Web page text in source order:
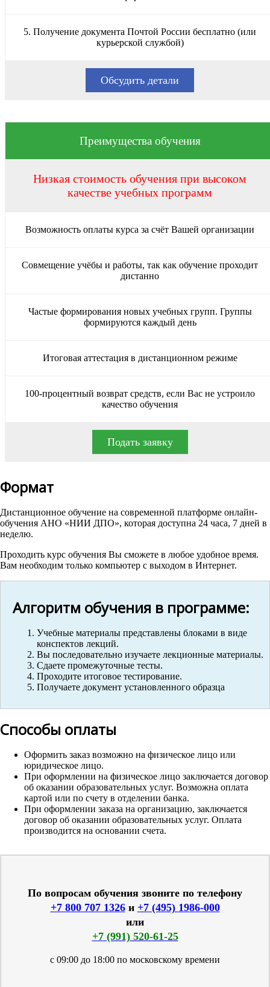
5. Получение документа Почтой России бесплатно (или
курьерской службой)
Обсудить детали
Преимущества обучения
Низкая стоимость обучения при высоком
качестве учебных программ
Возможность оплаты курса за счёт Вашей организации
Совмещение учёбы и работы, так как обучение проходит
дистанно
Частые формирования новых учебных групп. Группы
формируются каждый день
Итоговая аттестация в дистанционном режиме
100-процентный возврат средств, если Вас не устроило
качество обучения
Подать заявку
Формат
Дистанционное обучение на современной платформе онлайн-
обучения АНО «НИИ ДПО», которая доступна 24 часа, 7 дней в
неделю.
Проходить курс обучения Вы сможете в любое удобное время.
Вам необходим только компьютер с выходом в Интернет.
Алгоритм обучения в программе:
Учебные материалы представлены блоками в виде
конспектов лекций.
Вы последовательно изучаете лекционные материалы.
Сдаете промежуточные тесты.
Проходите итоговое тестирование.
Получаете документ установленного образца
Способы оплаты
Оформить заказ возможно на физическое лицо или
юридическое лицо.
При оформлении на физическое лицо заключается договор
об оказании образовательных услуг. Возможна оплата
картой или по счету в отделении банка.
При оформлении заказа на организацию, заключается
договор об оказании образовательных услуг. Оплата
производится на основании счета.
По вопросам обучения звоните по телефону
+7 800 707 1326и +7 (495) 1986-000
или
+7 (991) 520-61-25
с 09:00 до 18:00 по московскому времени